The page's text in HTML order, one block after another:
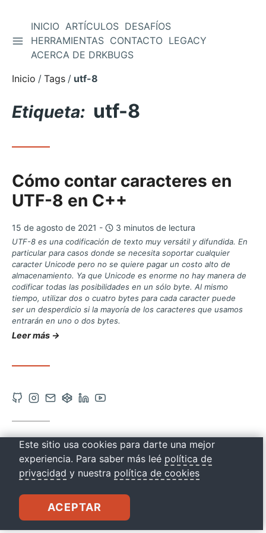
Saltar
contenido
ALTERNAR BARRA LATERAL
INICIO ARTÍCULOS DESAFÍOS
HERRAMIENTAS CONTACTO LEGACY
ACERCA DE DRKBUGS
Inicio
Tags utf-8
Etiqueta: utf-8
Cómo contar caracteres en
UTF-8 en C++
15 de agosto de 2021 - 3 minutos de lectura
UTF-8 es una codificación de texto muy versátil y difundida. En
particular para casos donde se necesita soportar cualquier
caracter Unicode pero no se quiere pagar un costo alto de
almacenamiento. Ya que Unicode es enorme no hay manera de
codificar todas las posibilidades en un sólo byte. Al mismo
tiempo, utilizar dos o cuatro bytes para cada caracter puede
ser un desperdicio si la mayoría de los caracteres que usamos
entrarán en uno o dos bytes.
Leer más →
Abrir
Github
en
una
nueva
pestaña
Abrir
Instagram
en
una
nueva
pestaña
Contacto
Abrir
Codepen
en
una
nueva
pestaña
Abrir
Linkedin
en
una
nueva
pestaña
Abrir
Youtube
en
una
nueva
pestaña
EN: UTF-8
drkbugs
Este sitio usa cookies para darte una mejor
experiencia. Para saber más leé política de
privacidad y nuestra política de cookies
ACEPTAR